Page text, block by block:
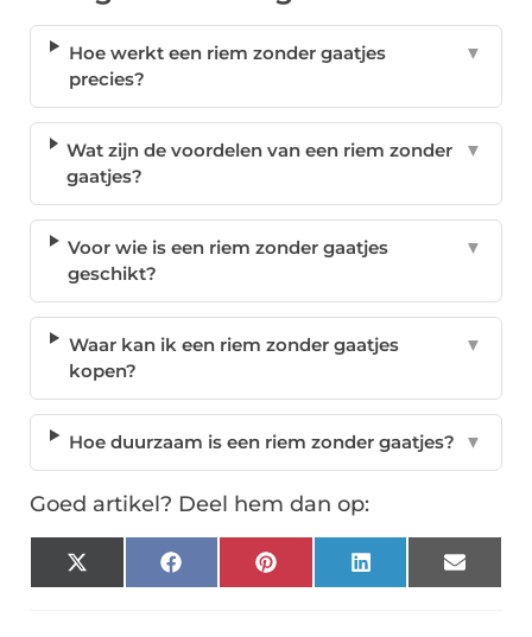
Hoe werkt een riem zonder gaatjes
precies?
▼
Wat zijn de voordelen van een riem zonder
gaatjes?
▼
Voor wie is een riem zonder gaatjes
geschikt?
▼
Waar kan ik een riem zonder gaatjes
kopen?
▼
Hoe duurzaam is een riem zonder gaatjes? ▼
Goed artikel? Deel hem dan op:
X
(Twitter)
FacebookPinterest LinkedIn Email